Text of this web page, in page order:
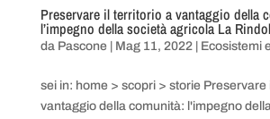
Preservare il territorio a vantaggio della
l’impegno della società agricola La
da Pascone| Mag 11, 2022| Ecosistemi
sei in: home > scopri > storie Preservare
vantaggio della comunità: l'impegno